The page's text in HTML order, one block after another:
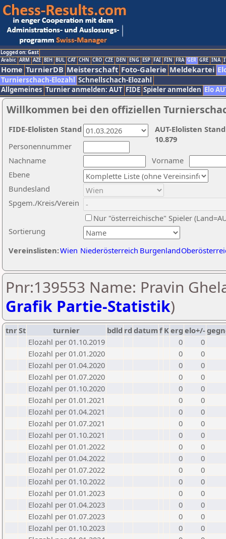
Logged on: Gast
Arabic ARM AZE BIH BUL CAT CHN CRO CZE DEN ENG ESP FAI FIN FRA GER GRE INA
Home TurnierDB Meisterschaft Foto-Galerie Meldekartei
Turnierschach-Elozahl Schnellschach-Elozahl
Allgemeines Turnier anmelden: AUT FIDE Spieler anmelden Elo
Willkommen bei den offiziellen
Nachname
Vorname
Ebene
Sortierung
Personennummer
Bundesland
Spgem./Kreis/Verein
Nur "österreichische" Spieler
Vereinslisten:Wien Niederösterreich Burgenland
AUT-Elolisten
10.879
FIDE-Elolisten Stand
Pnr:139553 Name: Pravin
Grafik Partie-Statistik)
tnrSt turnier bdld rd datumf Kerg elo+/-
Elozahl per 01.10.2019
0
0
Elozahl per 01.01.2020
0
0
Elozahl per 01.04.2020
0
0
Elozahl per 01.07.2020
0
0
Elozahl per 01.10.2020
0
0
Elozahl per 01.01.2021
0
0
Elozahl per 01.04.2021
0
0
Elozahl per 01.07.2021
0
0
Elozahl per 01.10.2021
0
0
Elozahl per 01.01.2022
0
0
Elozahl per 01.04.2022
0
0
Elozahl per 01.07.2022
0
0
Elozahl per 01.10.2022
0
0
Elozahl per 01.01.2023
0
0
Elozahl per 01.04.2023
0
0
Elozahl per 01.07.2023
0
0
Elozahl per 01.10.2023
0
0